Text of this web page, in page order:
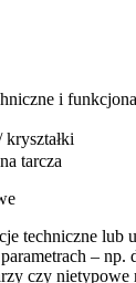
i
kryształki
tarcza
techniczne lub
– np.
czy